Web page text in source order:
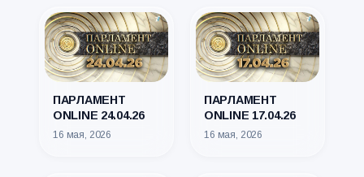
ПАРЛАМЕНТ
ONLINE 24.04.26
16 мая, 2026
ПАРЛАМЕНТ
ONLINE 17.04.26
16 мая, 2026